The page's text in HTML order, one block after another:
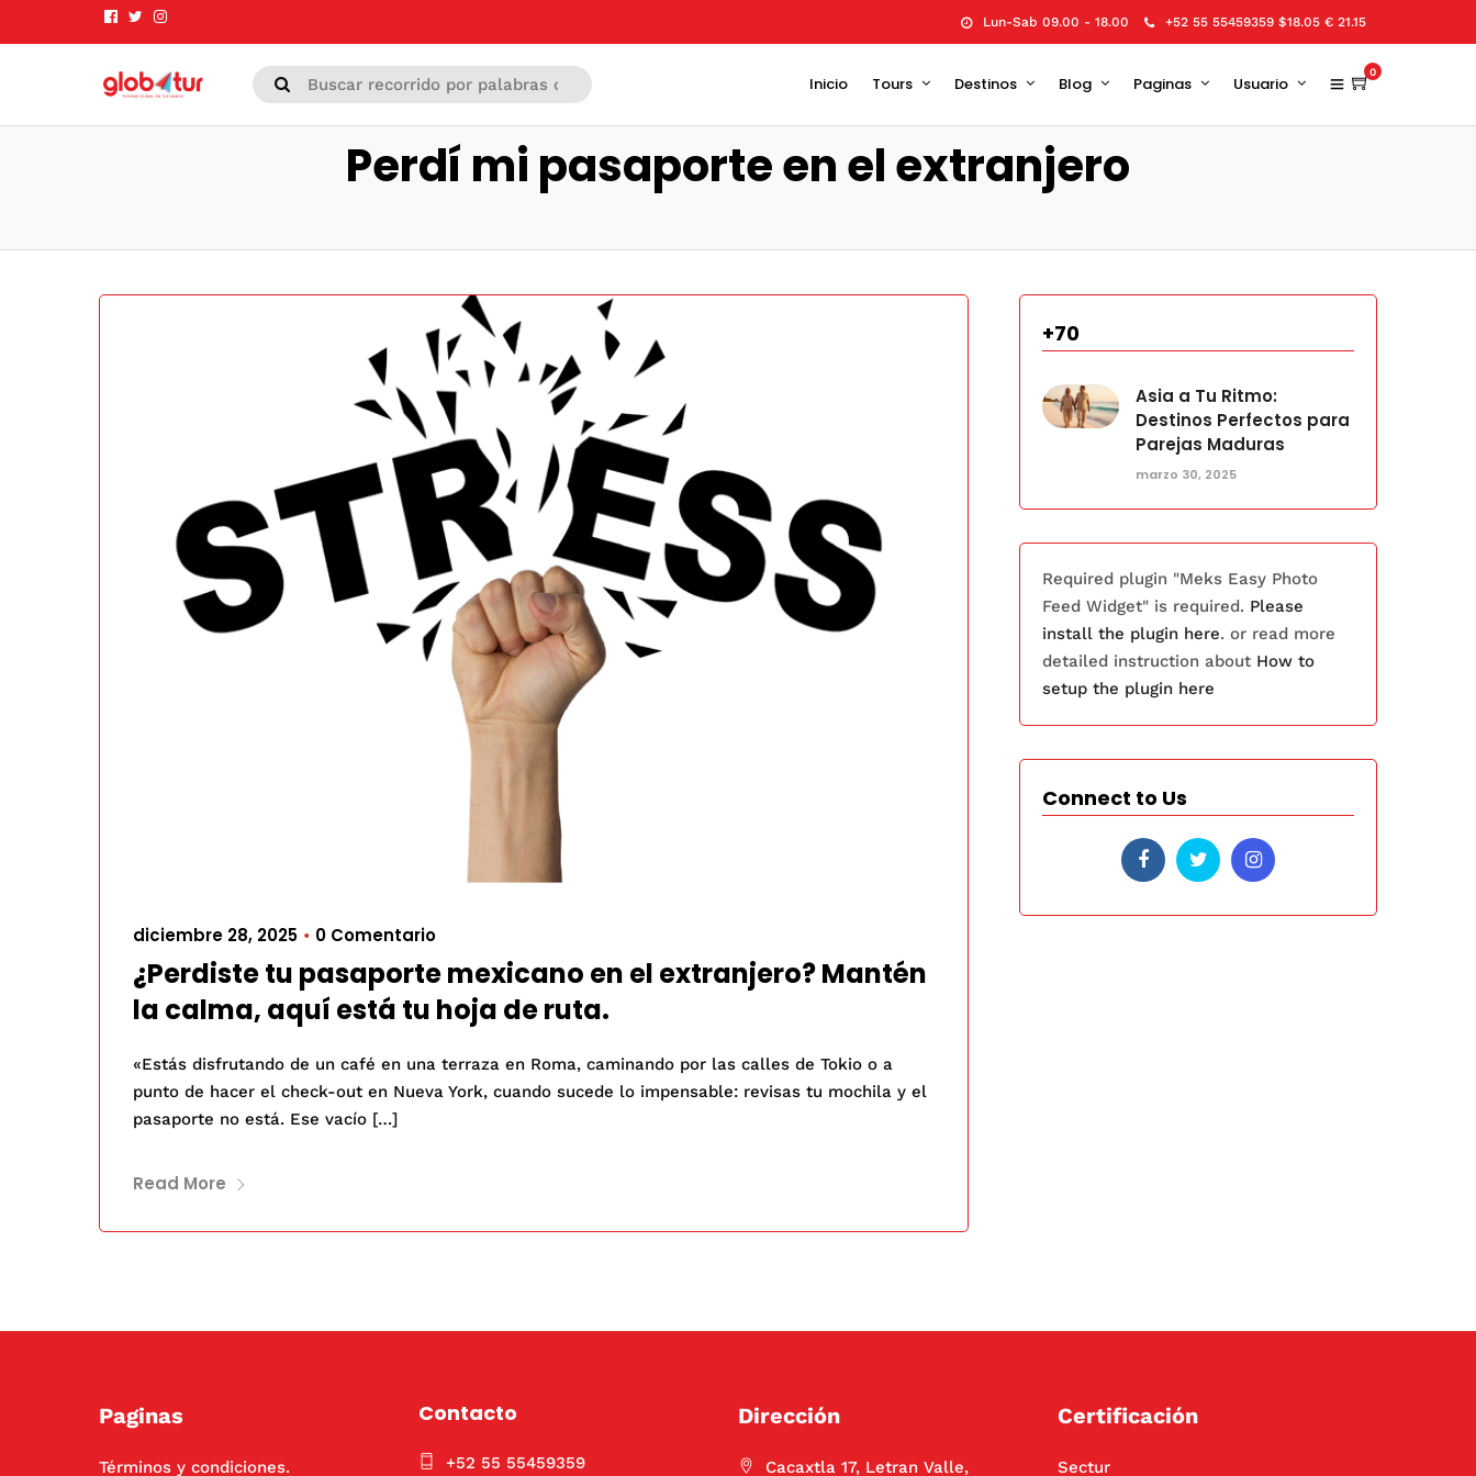
Lun-Sab 09.00 - 18.00 +52 55 55459359 $18.05 € 21.15
Inicio Tours Destinos Blog Paginas Usuario
0
Perdí mi pasaporte en el extranjero
diciembre 28, 2025 • 0 Comentario
¿Perdiste tu pasaporte mexicano en el extranjero? Mantén
la calma, aquí está tu hoja de ruta.
«Estás disfrutando de un café en una terraza en Roma, caminando por las calles de Tokio o a
punto de hacer el check-out en Nueva York, cuando sucede lo impensable: revisas tu mochila y el
pasaporte no está. Ese vacío […]
Read More
+70
Asia a Tu Ritmo:
Destinos Perfectos para
Parejas Maduras
marzo 30, 2025
Required plugin "Meks Easy Photo
Feed Widget" is required. Please
install the plugin here. or read more
detailed instruction about How to
setup the plugin here
Connect to Us
Paginas
Términos y condiciones.
Contacto
+52 55 55459359
Dirección
Cacaxtla 17, Letran Valle,
Certificación
Sectur